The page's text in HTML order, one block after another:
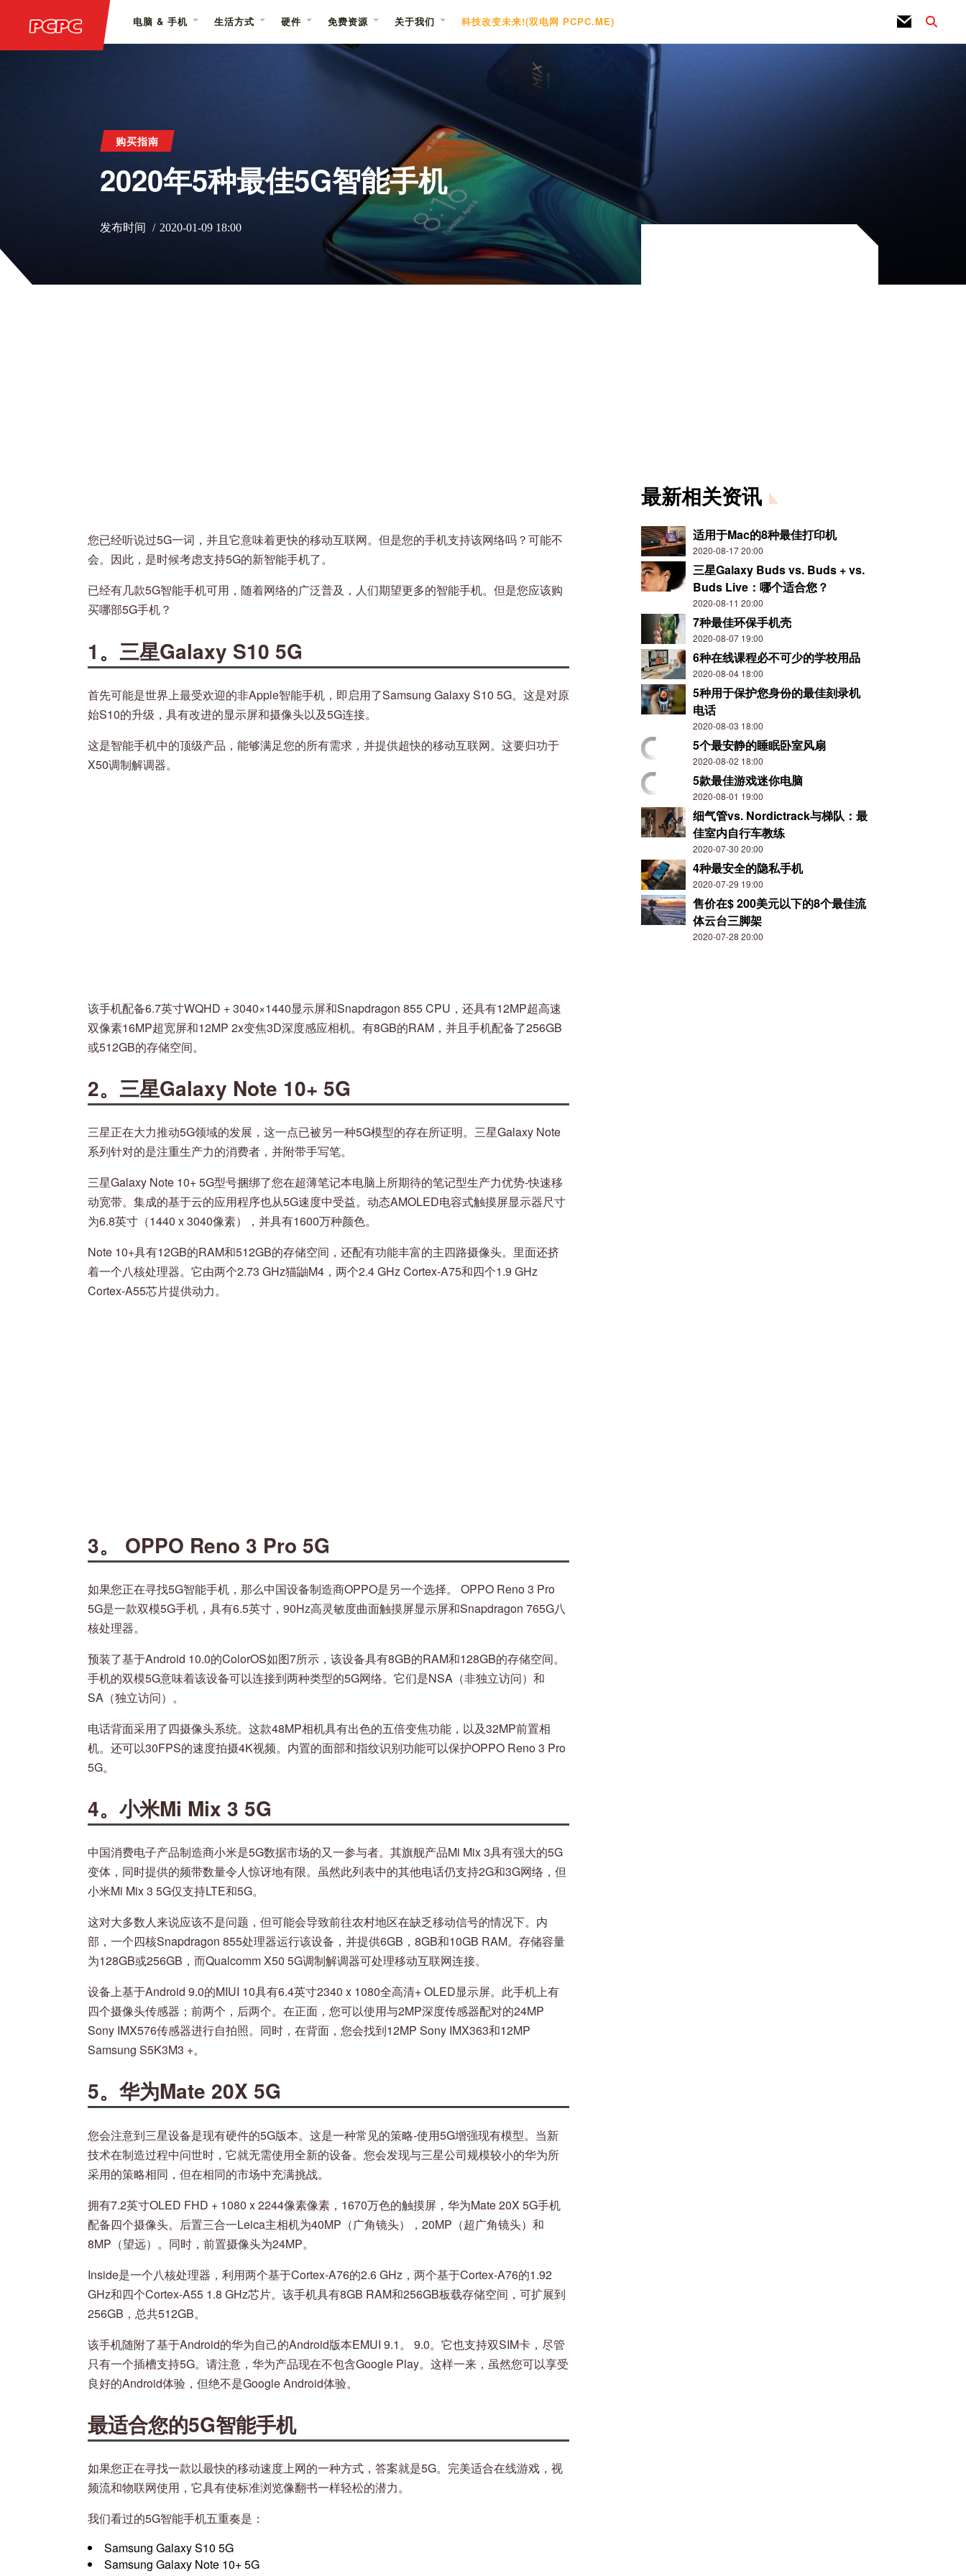
电脑 & 手机 生活方式 硬件 免费资源 关于我们 科技改变未来!(双电网 PCPC.ME)
购买指南
2020年5种最佳5G智能手机
发布时间 2020-01-09 18:00
您已经听说过5G一词，并且它意味着更快的移动互联网。但是您的手机支持该网络吗？可能不
会。因此，是时候考虑支持5G的新智能手机了。
已经有几款5G智能手机可用，随着网络的广泛普及，人们期望更多的智能手机。但是您应该购
买哪部5G手机？
1。三星Galaxy S10 5G
首先可能是世界上最受欢迎的非Apple智能手机，即启用了Samsung Galaxy S10 5G。这是对原
始S10的升级，具有改进的显示屏和摄像头以及5G连接。
这是智能手机中的顶级产品，能够满足您的所有需求，并提供超快的移动互联网。这要归功于
X50调制解调器。
该手机配备6.7英寸WQHD + 3040×1440显示屏和Snapdragon 855 CPU，还具有12MP超高速
双像素16MP超宽屏和12MP 2x变焦3D深度感应相机。有8GB的RAM，并且手机配备了256GB
或512GB的存储空间。
2。三星Galaxy Note 10+ 5G
三星正在大力推动5G领域的发展，这一点已被另一种5G模型的存在所证明。三星Galaxy Note
系列针对的是注重生产力的消费者，并附带手写笔。
三星Galaxy Note 10+ 5G型号捆绑了您在超薄笔记本电脑上所期待的笔记型生产力优势-快速移
动宽带。集成的基于云的应用程序也从5G速度中受益。动态AMOLED电容式触摸屏显示器尺寸
为6.8英寸（1440 x 3040像素），并具有1600万种颜色。
Note 10+具有12GB的RAM和512GB的存储空间，还配有功能丰富的主四路摄像头。里面还挤
着一个八核处理器。它由两个2.73 GHz猫鼬M4，两个2.4 GHz Cortex-A75和四个1.9 GHz
Cortex-A55芯片提供动力。
3。 OPPO Reno 3 Pro 5G
如果您正在寻找5G智能手机，那么中国设备制造商OPPO是另一个选择。 OPPO Reno 3 Pro
5G是一款双模5G手机，具有6.5英寸，90Hz高灵敏度曲面触摸屏显示屏和Snapdragon 765G八
核处理器。
预装了基于Android 10.0的ColorOS如图7所示，该设备具有8GB的RAM和128GB的存储空间。
手机的双模5G意味着该设备可以连接到两种类型的5G网络。它们是NSA（非独立访问）和
SA（独立访问）。
电话背面采用了四摄像头系统。这款48MP相机具有出色的五倍变焦功能，以及32MP前置相
机。还可以30FPS的速度拍摄4K视频。内置的面部和指纹识别功能可以保护OPPO Reno 3 Pro
5G。
4。小米Mi Mix 3 5G
中国消费电子产品制造商小米是5G数据市场的又一参与者。其旗舰产品Mi Mix 3具有强大的5G
变体，同时提供的频带数量令人惊讶地有限。虽然此列表中的其他电话仍支持2G和3G网络，但
小米Mi Mix 3 5G仅支持LTE和5G。
这对大多数人来说应该不是问题，但可能会导致前往农村地区在缺乏移动信号的情况下。内
部，一个四核Snapdragon 855处理器运行该设备，并提供6GB，8GB和10GB RAM。存储容量
为128GB或256GB，而Qualcomm X50 5G调制解调器可处理移动互联网连接。
设备上基于Android 9.0的MIUI 10具有6.4英寸2340 x 1080全高清+ OLED显示屏。此手机上有
四个摄像头传感器；前两个，后两个。在正面，您可以使用与2MP深度传感器配对的24MP
Sony IMX576传感器进行自拍照。同时，在背面，您会找到12MP Sony IMX363和12MP
Samsung S5K3M3 +。
5。华为Mate 20X 5G
您会注意到三星设备是现有硬件的5G版本。这是一种常见的策略-使用5G增强现有模型。当新
技术在制造过程中问世时，它就无需使用全新的设备。您会发现与三星公司规模较小的华为所
采用的策略相同，但在相同的市场中充满挑战。
拥有7.2英寸OLED FHD + 1080 x 2244像素像素，1670万色的触摸屏，华为Mate 20X 5G手机
配备四个摄像头。后置三合一Leica主相机为40MP（广角镜头），20MP（超广角镜头）和
8MP（望远）。同时，前置摄像头为24MP。
Inside是一个八核处理器，利用两个基于Cortex-A76的2.6 GHz，两个基于Cortex-A76的1.92
GHz和四个Cortex-A55 1.8 GHz芯片。该手机具有8GB RAM和256GB板载存储空间，可扩展到
256GB，总共512GB。
该手机随附了基于Android的华为自己的Android版本EMUI 9.1。 9.0。它也支持双SIM卡，尽管
只有一个插槽支持5G。请注意，华为产品现在不包含Google Play。这样一来，虽然您可以享受
良好的Android体验，但绝不是Google Android体验。
最适合您的5G智能手机
如果您正在寻找一款以最快的移动速度上网的一种方式，答案就是5G。完美适合在线游戏，视
频流和物联网使用，它具有使标准浏览像翻书一样轻松的潜力。
我们看过的5G智能手机五重奏是：
Samsung Galaxy S10 5G
Samsung Galaxy Note 10+ 5G
最新相关资讯
适用于Mac的8种最佳打印机
2020-08-17 20:00
三星Galaxy Buds vs. Buds + vs.
Buds Live：哪个适合您？
2020-08-11 20:00
7种最佳环保手机壳
2020-08-07 19:00
6种在线课程必不可少的学校用品
2020-08-04 18:00
5种用于保护您身份的最佳刻录机
电话
2020-08-03 18:00
5个最安静的睡眠卧室风扇
2020-08-02 18:00
5款最佳游戏迷你电脑
2020-08-01 19:00
细气管vs. Nordictrack与梯队：最
佳室内自行车教练
2020-07-30 20:00
4种最安全的隐私手机
2020-07-29 19:00
售价在$ 200美元以下的8个最佳流
体云台三脚架
2020-07-28 20:00